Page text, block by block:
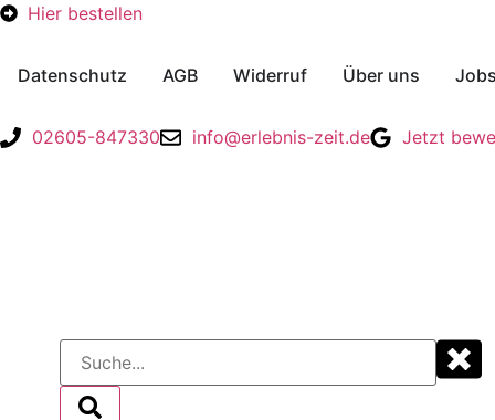
Hier bestellen
Datenschutz AGB Widerruf Über uns Jobs
02605-847330 info@erlebnis-zeit.de Jetzt